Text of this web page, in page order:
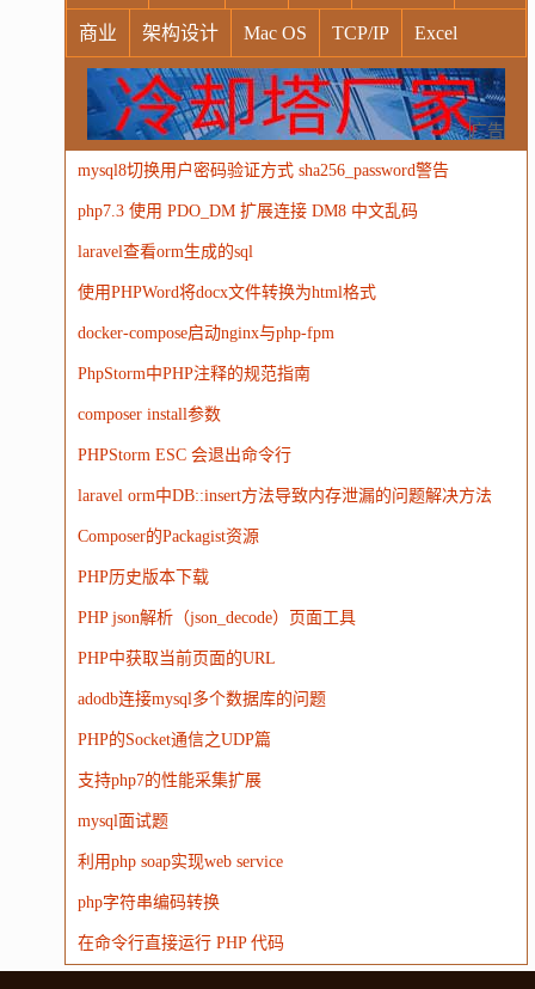
商业 架构设计 Mac OS TCP/IP Excel
Windows Oracle Socket VR Vim
MongoDB 运营 Python MemCache 硬件
电子 娱乐 设计 摄影 nginx 游戏
WordPress HTTP 团建 数码电器
广告
mysql8切换用户密码验证方式 sha256_password警告
php7.3 使用 PDO_DM 扩展连接 DM8 中文乱码
laravel查看orm生成的sql
使用PHPWord将docx文件转换为html格式
docker-compose启动nginx与php-fpm
PhpStorm中PHP注释的规范指南
composer install参数
PHPStorm ESC 会退出命令行
laravel orm中DB::insert方法导致内存泄漏的问题解决方法
Composer的Packagist资源
PHP历史版本下载
PHP json解析（json_decode）页面工具
PHP中获取当前页面的URL
adodb连接mysql多个数据库的问题
PHP的Socket通信之UDP篇
支持php7的性能采集扩展
mysql面试题
利用php soap实现web service
php字符串编码转换
在命令行直接运行 PHP 代码